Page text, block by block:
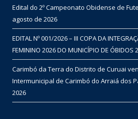
Edital do 2º Campeonato Obidense de
agosto de 2026
EDITAL Nº 001/2026 – III COPA DA
FEMININO 2026 DO MUNICÍPIO DE ÓBIDOS
Carimbó da Terra do Distrito de Curuai
Intermunicipal de Carimbó do Arraiá dos
2026